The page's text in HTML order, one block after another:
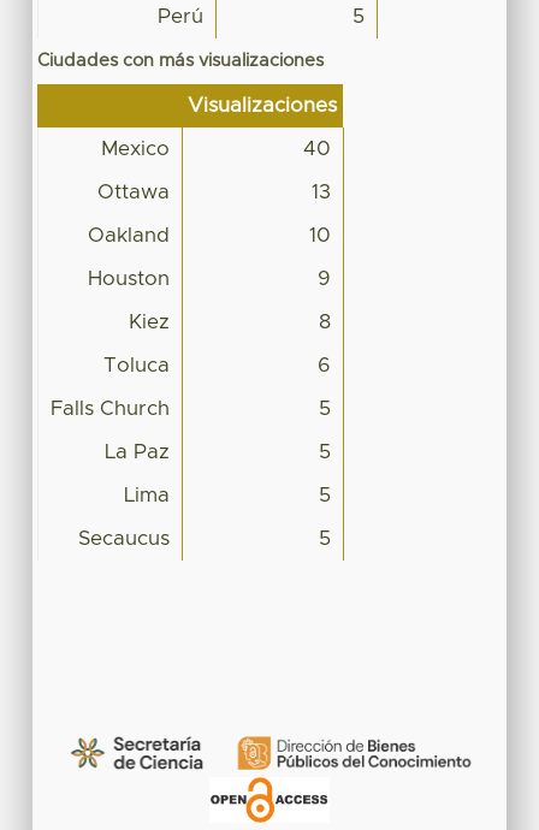
Perú 5
Ciudades con más visualizaciones
Visualizaciones
Mexico 40
Ottawa 13
Oakland 10
Houston 9
Kiez 8
Toluca 6
Falls Church 5
La Paz 5
Lima 5
Secaucus 5